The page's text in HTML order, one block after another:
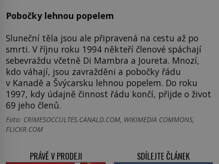
Pobočky lehnou popelem
Sluneční těla jsou ale připravená na cestu až po
smrti. V říjnu roku 1994 někteří členové spáchají
sebevraždu včetně Di Mambra a Joureta. Mnozí,
kdo váhají, jsou zavražděni a pobočky řádu
v Kanadě a Švýcarsku lehnou popelem. Do roku
1997, kdy údajně činnost řádu končí, přijde o život
69 jeho členů.
Foto: CRIMESOCCULTES.CANALD.COM, WIKIMEDIA COMMONS,
FLICKR.COM
PRÁVĚ V PRODEJI SDÍLEJTE ČLÁNEK